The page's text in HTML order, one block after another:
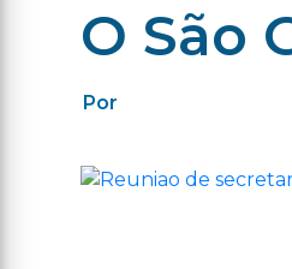
O São
Por